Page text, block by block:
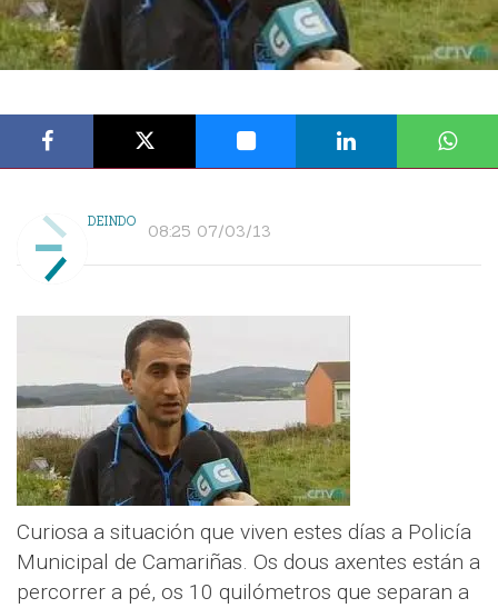
DEINDO 08:25 07/03/13
Curiosa a situación que viven estes días a Policía
Municipal de Camariñas. Os dous axentes están a
percorrer a pé, os 10 quilómetros que separan a